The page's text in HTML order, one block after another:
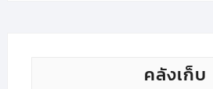
คลังเก็บ